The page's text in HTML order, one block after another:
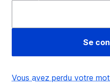
Vous avez perdu votre